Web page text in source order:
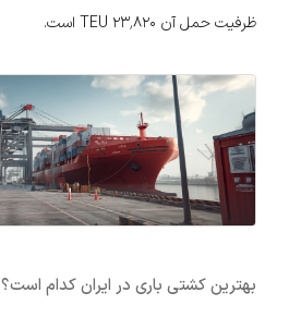
ظرفیت حمل آن ۲۳٬۸۲۰ TEU است.
بهترین کشتی باری در ایران کدام است؟